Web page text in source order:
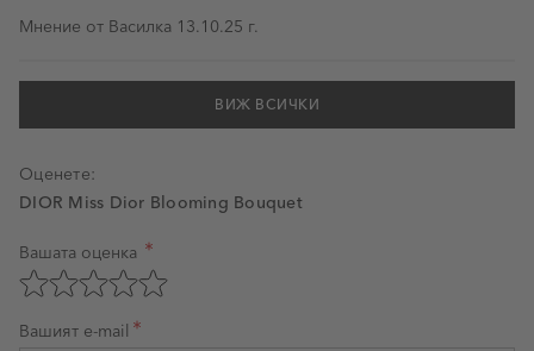
Мнение от Василка 13 октомври 2025 г.
13.10.25 г.
ВИЖ ВСИЧКИ
Оценете:
DIOR Miss Dior Blooming Bouquet
Оценка на продукт
Вашата оценка
Оценете с 1 звезда от 5
Оценете с 2 звезди от 5
Оценете с 3 звезди от 5
Оценете с 4 звезди от 5
Оценете с 5 звезди от 5
Вашият e-mail